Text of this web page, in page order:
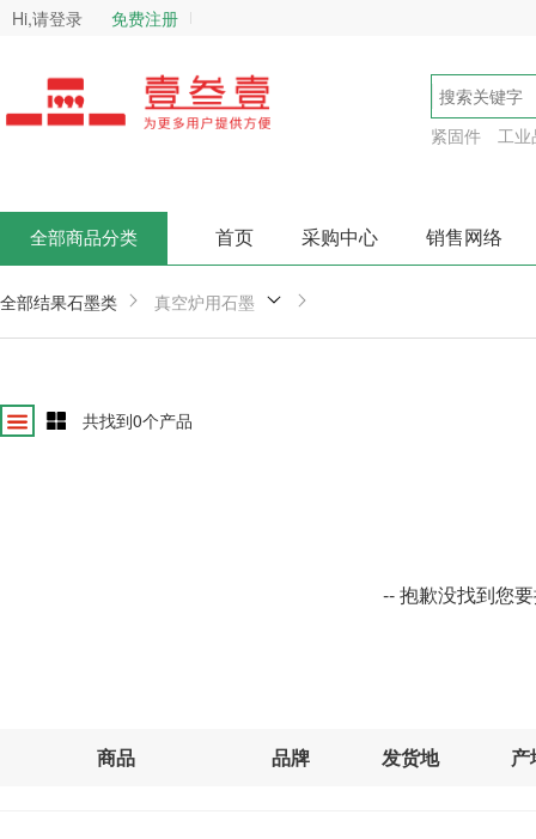
Hi,请登录 免费注册
紧固件 工业
全部商品分类 首页 采购中心 销售网络
全部结果石墨类 真空炉用石墨
共找到0个产品
-- 抱歉没找到您
商品 品牌 发货地 产